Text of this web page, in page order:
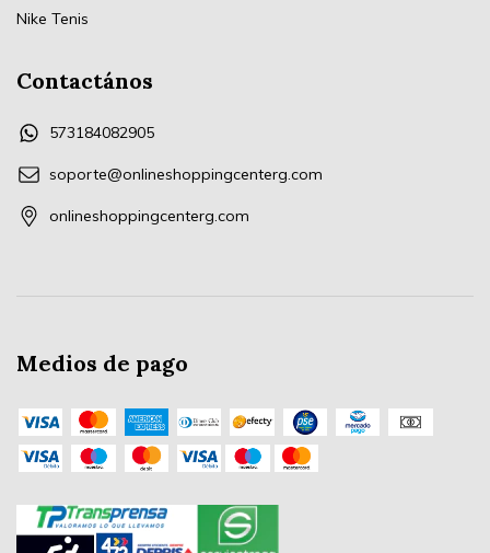
Nike Tenis
Contactános
573184082905
soporte@onlineshoppingcenterg.com
onlineshoppingcenterg.com
Medios de pago